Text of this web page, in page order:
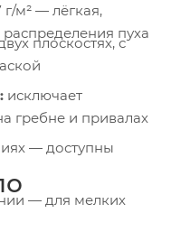
г/м² — лёгкая,
пуха
плоскостях, с
исключает
гребне и привалах
— доступны
— для мелких